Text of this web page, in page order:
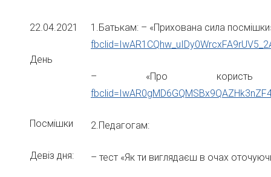
22.04.2021
День
Посмішки
Девіз дня:
1.Батькам: – «Прихована сила
– «Про
2.Педагогам:
– тест «Як ти виглядаєш в очах